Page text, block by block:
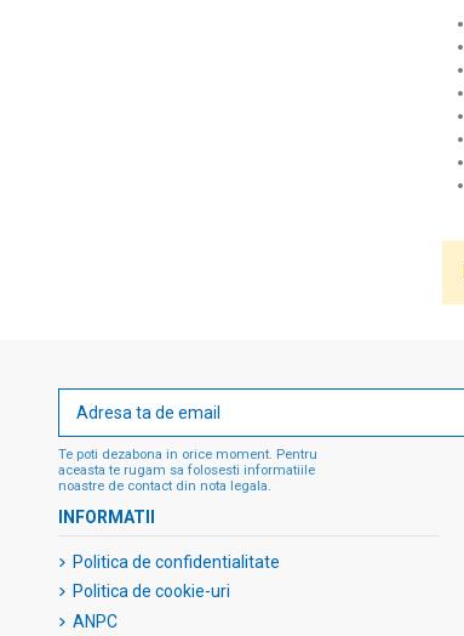
Te poti dezabona in orice moment. Pentru
aceasta te rugam sa folosesti informatiile
noastre de contact din nota legala.
INFORMATII
Politica de confidentialitate
Politica de cookie-uri
ANPC